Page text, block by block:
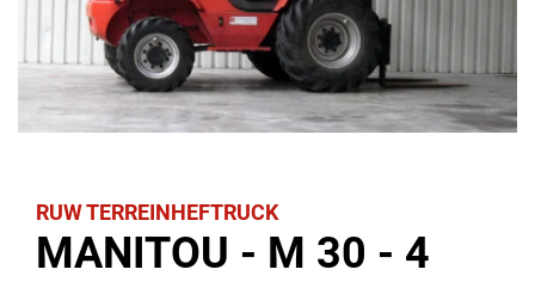
RUW TERREINHEFTRUCK
MANITOU - M 30 - 4